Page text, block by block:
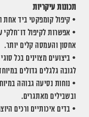
תכונות עיקריות
• קיפול קומפקטי ביד אחת
• אפשרות לקיפול
אחסון והעמסה קלים יותר.
• ביצועים מצוינים בכל
לגובה גלגלים גדולים
• נוחות נסיעה גבוהה
ובשבילים מאתגרים.
• בדים איכותיים ורכים